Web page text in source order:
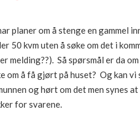
planer om å stenge en gammel
50 kvm uten å søke om det i
melding??). Så spørsmål er da
om å få gjørt på huset? Og kan
og hørt om det men synes
for svarene.